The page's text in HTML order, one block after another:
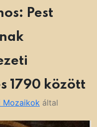
Pest
1790 között
Mozaikok által